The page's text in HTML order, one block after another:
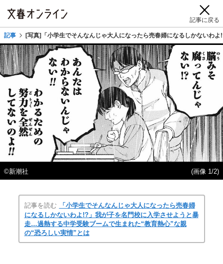
記事に戻る
記事 [写真]「小学生でそんなんじゃ大人になったら売春婦になるしかないわ
©新潮社 (画像 1/2)
記事を読む
「小学生でそんなんじゃ大人になったら売春婦
になるしかないわよ!?」我が子を名門校に入学させようと暴
走…過熱する中学受験ブームで生まれた“教育熱心”な親
の“恐ろしい実情”とは